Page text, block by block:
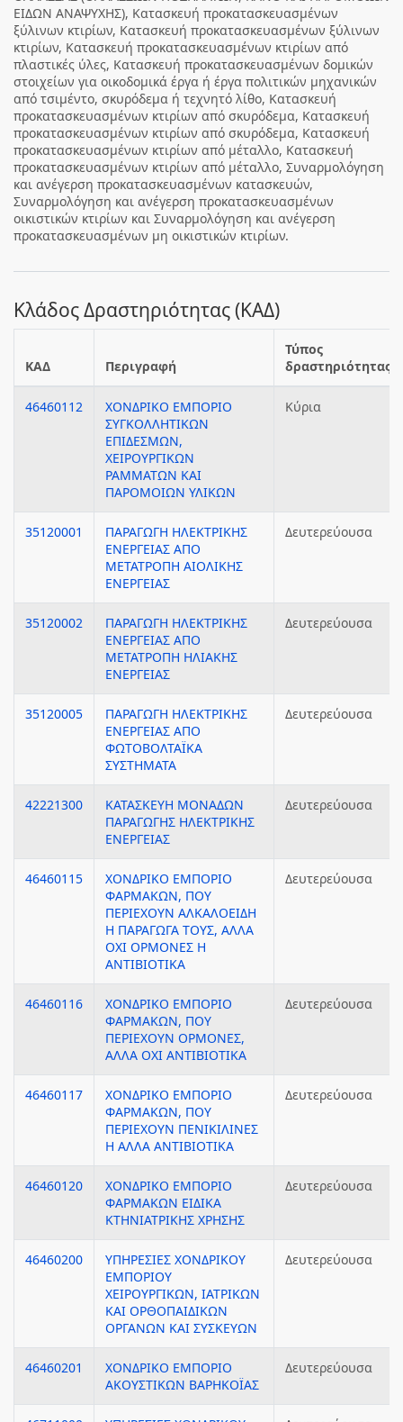
ΕΙΔΩΝ ΑΝΑΨΥΧΗΣ), Κατασκευή προκατασκευασμένων
ξύλινων κτιρίων, Κατασκευή προκατασκευασμένων ξύλινων
κτιρίων, Κατασκευή προκατασκευασμένων κτιρίων από
πλαστικές ύλες, Κατασκευή προκατασκευασμένων δομικών
στοιχείων για οικοδομικά έργα ή έργα πολιτικών μηχανικών
από τσιμέντο, σκυρόδεμα ή τεχνητό λίθο, Κατασκευή
προκατασκευασμένων κτιρίων από σκυρόδεμα, Κατασκευή
προκατασκευασμένων κτιρίων από σκυρόδεμα, Κατασκευή
προκατασκευασμένων κτιρίων από μέταλλο, Κατασκευή
προκατασκευασμένων κτιρίων από μέταλλο, Συναρμολόγηση
και ανέγερση προκατασκευασμένων κατασκευών,
Συναρμολόγηση και ανέγερση προκατασκευασμένων
οικιστικών κτιρίων και Συναρμολόγηση και ανέγερση
προκατασκευασμένων μη οικιστικών κτιρίων.
Κλάδος Δραστηριότητας (ΚΑΔ)
ΚΑΔ Περιγραφή
Τύπος
δραστηριότητας
46460112
ΧΟΝΔΡΙΚΟ ΕΜΠΟΡΙΟ
ΣΥΓΚΟΛΛΗΤΙΚΩΝ
ΕΠΙΔΕΣΜΩΝ,
ΧΕΙΡΟΥΡΓΙΚΩΝ
ΡΑΜΜΑΤΩΝ ΚΑΙ
ΠΑΡΟΜΟΙΩΝ ΥΛΙΚΩΝ
Κύρια
35120001
ΠΑΡΑΓΩΓΗ ΗΛΕΚΤΡΙΚΗΣ
ΕΝΕΡΓΕΙΑΣ ΑΠΟ
ΜΕΤΑΤΡΟΠΗ ΑΙΟΛΙΚΗΣ
ΕΝΕΡΓΕΙΑΣ
Δευτερεύουσα
35120002
ΠΑΡΑΓΩΓΗ ΗΛΕΚΤΡΙΚΗΣ
ΕΝΕΡΓΕΙΑΣ ΑΠΟ
ΜΕΤΑΤΡΟΠΗ ΗΛΙΑΚΗΣ
ΕΝΕΡΓΕΙΑΣ
Δευτερεύουσα
35120005
ΠΑΡΑΓΩΓΗ ΗΛΕΚΤΡΙΚΗΣ
ΕΝΕΡΓΕΙΑΣ ΑΠΟ
ΦΩΤΟΒΟΛΤΑΪΚΑ
ΣΥΣΤΗΜΑΤΑ
Δευτερεύουσα
42221300
ΚΑΤΑΣΚΕΥΗ ΜΟΝΑΔΩΝ
ΠΑΡΑΓΩΓΗΣ ΗΛΕΚΤΡΙΚΗΣ
ΕΝΕΡΓΕΙΑΣ
Δευτερεύουσα
46460115
ΧΟΝΔΡΙΚΟ ΕΜΠΟΡΙΟ
ΦΑΡΜΑΚΩΝ, ΠΟΥ
ΠΕΡΙΕΧΟΥΝ ΑΛΚΑΛΟΕΙΔΗ
Η ΠΑΡΑΓΩΓΑ ΤΟΥΣ, ΑΛΛΑ
ΟΧΙ ΟΡΜΟΝΕΣ Η
ΑΝΤΙΒΙΟΤΙΚΑ
Δευτερεύουσα
46460116
ΧΟΝΔΡΙΚΟ ΕΜΠΟΡΙΟ
ΦΑΡΜΑΚΩΝ, ΠΟΥ
ΠΕΡΙΕΧΟΥΝ ΟΡΜΟΝΕΣ,
ΑΛΛΑ ΟΧΙ ΑΝΤΙΒΙΟΤΙΚΑ
Δευτερεύουσα
46460117
ΧΟΝΔΡΙΚΟ ΕΜΠΟΡΙΟ
ΦΑΡΜΑΚΩΝ, ΠΟΥ
ΠΕΡΙΕΧΟΥΝ ΠΕΝΙΚΙΛΙΝΕΣ
Η ΑΛΛΑ ΑΝΤΙΒΙΟΤΙΚΑ
Δευτερεύουσα
46460120
ΧΟΝΔΡΙΚΟ ΕΜΠΟΡΙΟ
ΦΑΡΜΑΚΩΝ ΕΙΔΙΚΑ
ΚΤΗΝΙΑΤΡΙΚΗΣ ΧΡΗΣΗΣ
Δευτερεύουσα
46460200
ΥΠΗΡΕΣΙΕΣ ΧΟΝΔΡΙΚΟΥ
ΕΜΠΟΡΙΟΥ
ΧΕΙΡΟΥΡΓΙΚΩΝ, ΙΑΤΡΙΚΩΝ
ΚΑΙ ΟΡΘΟΠΑΙΔΙΚΩΝ
ΟΡΓΑΝΩΝ ΚΑΙ ΣΥΣΚΕΥΩΝ
Δευτερεύουσα
46460201
ΧΟΝΔΡΙΚΟ ΕΜΠΟΡΙΟ
ΑΚΟΥΣΤΙΚΩΝ ΒΑΡΗΚΟΪΑΣ
Δευτερεύουσα